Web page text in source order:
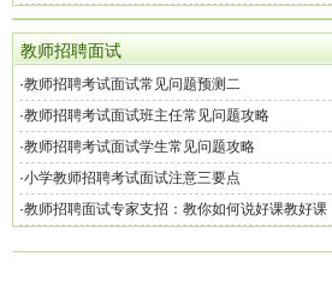
场）
教师招聘面试
·教师招聘考试面试常见问题预测二
·教师招聘考试面试班主任常见问题攻略
·教师招聘考试面试学生常见问题攻略
·小学教师招聘考试面试注意三要点
·教师招聘面试专家支招：教你如何说好课教好课